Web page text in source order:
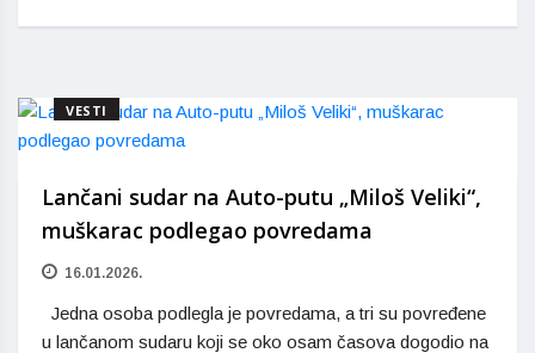
VESTI
Lančani sudar na Auto-putu „Miloš Veliki“,
muškarac podlegao povredama
16.01.2026.
Jedna osoba podlegla je povredama, a tri su povređene
u lančanom sudaru koji se oko osam časova dogodio na